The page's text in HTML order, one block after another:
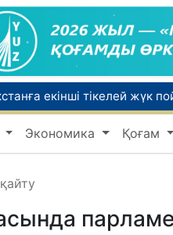
екінші тікелей жүк
өтініштерді
қанша егіз сәби
Экономика Қоғам